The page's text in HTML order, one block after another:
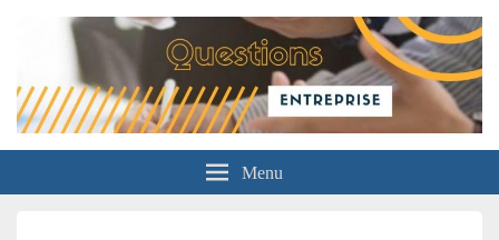
Questions Entreprise
Menu